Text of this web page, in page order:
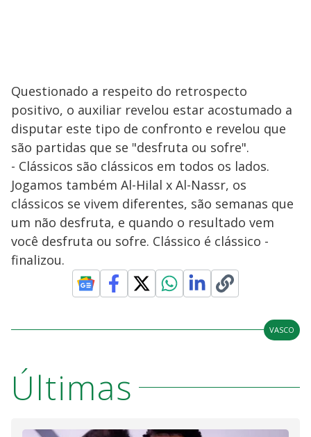
Questionado a respeito do retrospecto
positivo, o auxiliar revelou estar acostumado a
disputar este tipo de confronto e revelou que
são partidas que se "desfruta ou sofre".
- Clássicos são clássicos em todos os lados.
Jogamos também Al-Hilal x Al-Nassr, os
clássicos se vivem diferentes, são semanas que
um não desfruta, e quando o resultado vem
você desfruta ou sofre. Clássico é clássico -
finalizou.
VASCO
Últimas